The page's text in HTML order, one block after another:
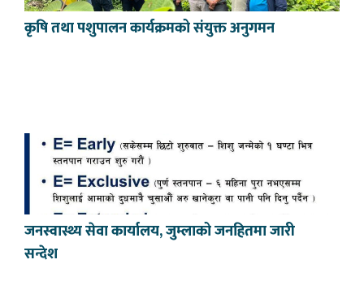
कृषि तथा पशुपालन कार्यक्रमको संयुक्त अनुगमन
जनस्वास्थ्य सेवा कार्यालय, जुम्लाको जनहितमा जारी
सन्देश